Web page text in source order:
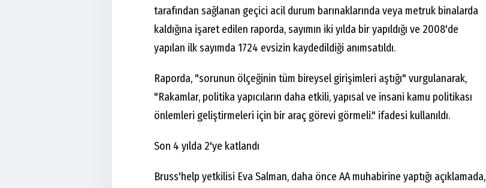
tarafından sağlanan geçici acil durum barınaklarında veya metruk binalarda
kaldığına işaret edilen raporda, sayımın iki yılda bir yapıldığı ve 2008'de
yapılan ilk sayımda 1724 evsizin kaydedildiği anımsatıldı.
Raporda, "sorunun ölçeğinin tüm bireysel girişimleri aştığı" vurgulanarak,
"Rakamlar, politika yapıcıların daha etkili, yapısal ve insani kamu politikası
önlemleri geliştirmeleri için bir araç görevi görmeli." ifadesi kullanıldı.
Son 4 yılda 2'ye katlandı
Bruss'help yetkilisi Eva Salman, daha önce AA muhabirine yaptığı açıklamada,